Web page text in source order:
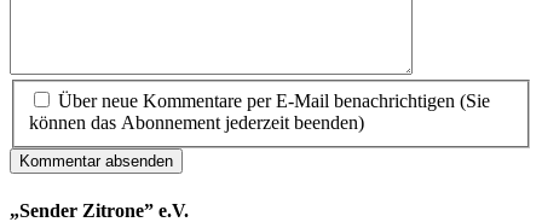
Über neue Kommentare per E-Mail benachrichtigen (Sie
können das Abonnement jederzeit beenden)
Kommentar absenden
„Sender Zitrone” e.V.